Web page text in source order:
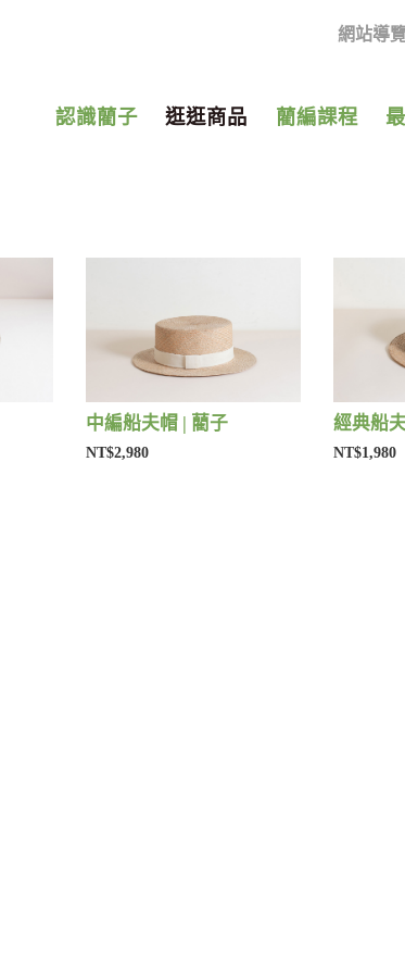
網站導
認識藺子 逛逛商品 藺編課程
中編船夫帽 | 藺子
NT$2,980
經典船
NT$1,980